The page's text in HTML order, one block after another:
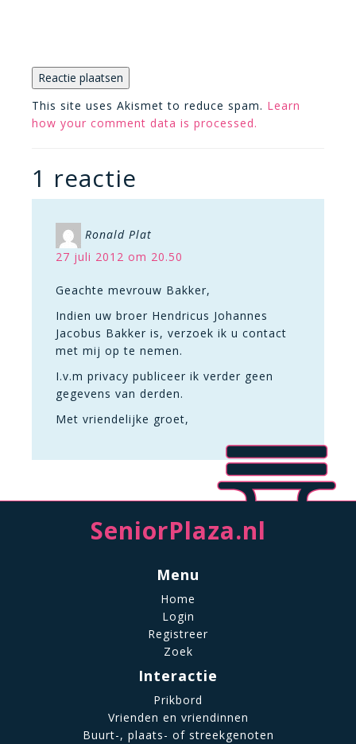
This site uses Akismet to reduce spam. Learn
how your comment data is processed.
1 reactie
Ronald Plat
27 juli 2012 om 20.50
Geachte mevrouw Bakker,
Indien uw broer Hendricus Johannes
Jacobus Bakker is, verzoek ik u contact
met mij op te nemen.
I.v.m privacy publiceer ik verder geen
gegevens van derden.
Met vriendelijke groet,
SeniorPlaza.nl
Menu
Home
Login
Registreer
Zoek
Interactie
Prikbord
Vrienden en vriendinnen
Buurt-, plaats- of streekgenoten